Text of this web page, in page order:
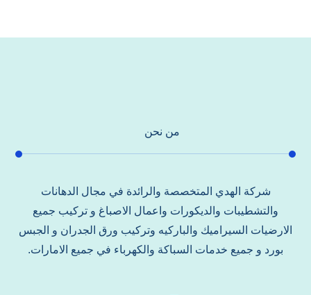
من نحن
شركة الهدي المتخصصة والرائدة في مجال الدهانات
والتشطيبات والديكورات واعمال الاصباغ و تركيب جميع
الارضيات السيراميك والباركيه وتركيب ورق الجدران و الجبس
بورد و جميع خدمات السباكة والكهرباء في جميع الامارات.